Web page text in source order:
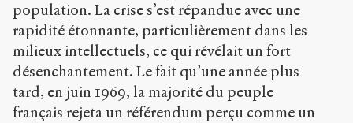
population. La crise s’est répandue avec une
rapidité étonnante, particulièrement dans les
milieux intellectuels, ce qui révélait un fort
désenchantement. Le fait qu’une année plus
tard, en juin 1969, la majorité du peuple
français rejeta un référendum perçu comme un